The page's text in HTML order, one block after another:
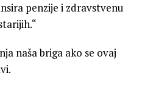
penzije i zdravstvenu
naša briga ako se ovaj